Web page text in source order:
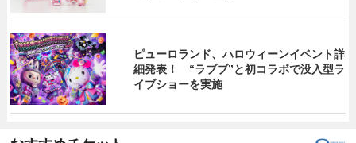
ピューロランド、ハロウィーンイベント詳
細発表！ “ラブブ”と初コラボで没入型ラ
イブショーを実施